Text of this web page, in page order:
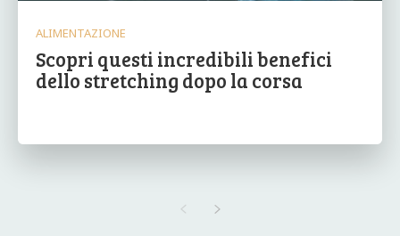
ALIMENTAZIONE
Scopri questi incredibili benefici
dello stretching dopo la corsa